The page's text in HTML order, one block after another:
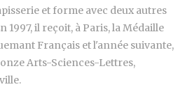
et forme avec deux autres
1997, il reçoit, à Paris, la Médaille
Français et l'année suivante,
Arts-Sciences-Lettres,